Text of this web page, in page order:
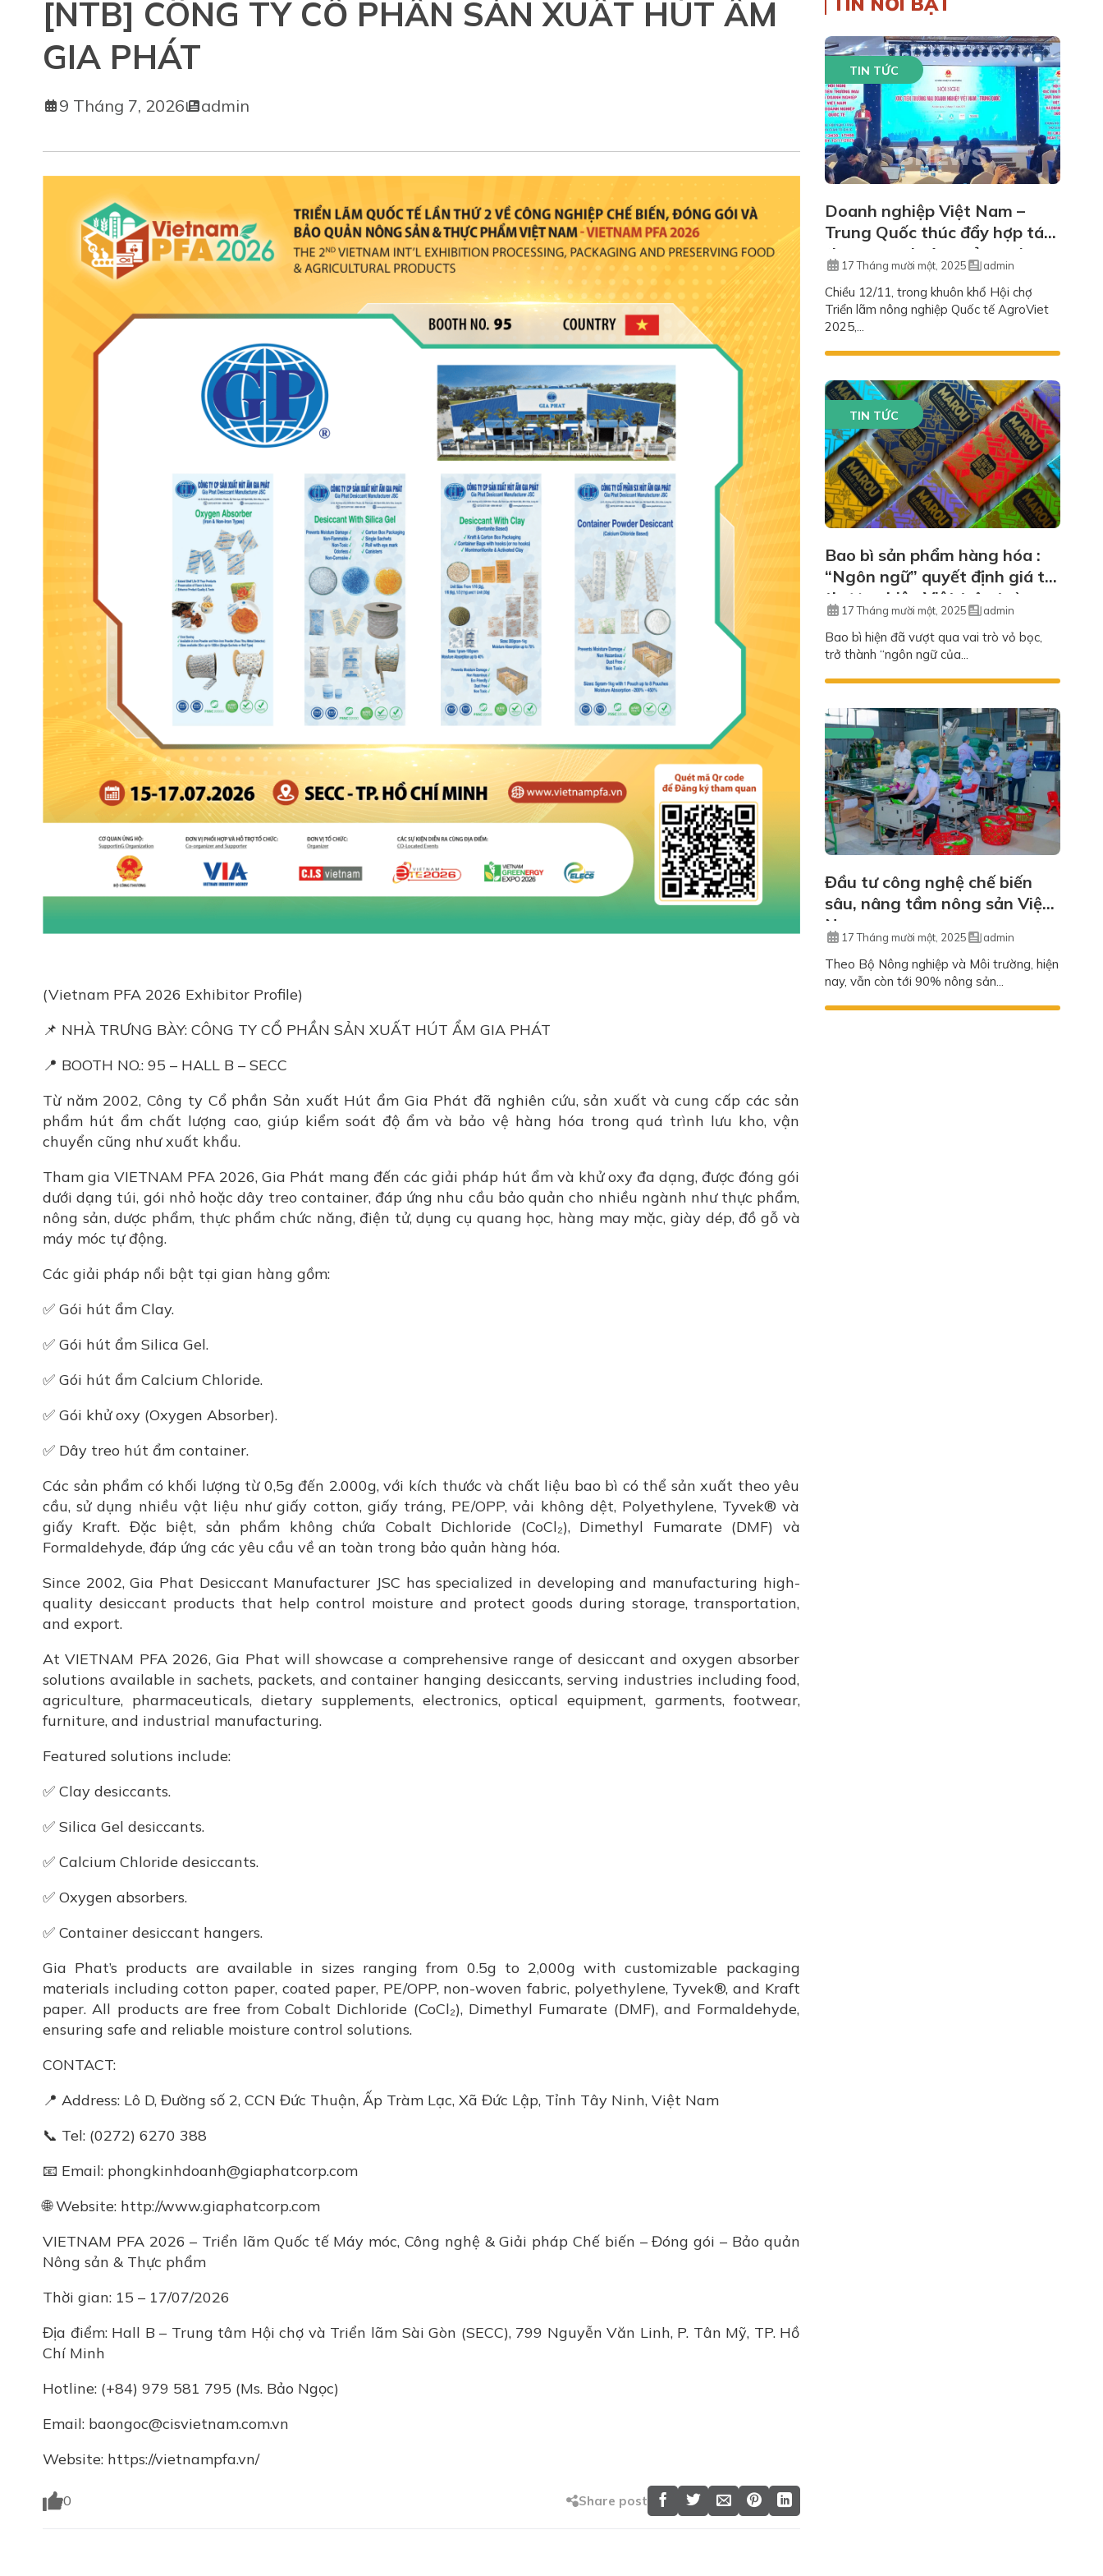
[NTB] CÔNG TY CỔ PHẦN SẢN XUẤT HÚT ẨM
GIA PHÁT
9 Tháng 7, 2026 admin
(Vietnam PFA 2026 Exhibitor Profile)
📌 NHÀ TRƯNG BÀY: CÔNG TY CỔ PHẦN SẢN XUẤT HÚT ẨM GIA PHÁT
📍 BOOTH NO.: 95 – HALL B – SECC
Từ năm 2002, Công ty Cổ phần Sản xuất Hút ẩm Gia Phát đã nghiên cứu, sản xuất và cung cấp các sản
phẩm hút ẩm chất lượng cao, giúp kiểm soát độ ẩm và bảo vệ hàng hóa trong quá trình lưu kho, vận
chuyển cũng như xuất khẩu.
Tham gia VIETNAM PFA 2026, Gia Phát mang đến các giải pháp hút ẩm và khử oxy đa dạng, được đóng gói
dưới dạng túi, gói nhỏ hoặc dây treo container, đáp ứng nhu cầu bảo quản cho nhiều ngành như thực phẩm,
nông sản, dược phẩm, thực phẩm chức năng, điện tử, dụng cụ quang học, hàng may mặc, giày dép, đồ gỗ và
máy móc tự động.
Các giải pháp nổi bật tại gian hàng gồm:
✅ Gói hút ẩm Clay.
✅ Gói hút ẩm Silica Gel.
✅ Gói hút ẩm Calcium Chloride.
✅ Gói khử oxy (Oxygen Absorber).
✅ Dây treo hút ẩm container.
Các sản phẩm có khối lượng từ 0,5g đến 2.000g, với kích thước và chất liệu bao bì có thể sản xuất theo yêu
cầu, sử dụng nhiều vật liệu như giấy cotton, giấy tráng, PE/OPP, vải không dệt, Polyethylene, Tyvek® và
giấy Kraft. Đặc biệt, sản phẩm không chứa Cobalt Dichloride (CoCl₂), Dimethyl Fumarate (DMF) và
Formaldehyde, đáp ứng các yêu cầu về an toàn trong bảo quản hàng hóa.
Since 2002, Gia Phat Desiccant Manufacturer JSC has specialized in developing and manufacturing high-
quality desiccant products that help control moisture and protect goods during storage, transportation,
and export.
At VIETNAM PFA 2026, Gia Phat will showcase a comprehensive range of desiccant and oxygen absorber
solutions available in sachets, packets, and container hanging desiccants, serving industries including food,
agriculture, pharmaceuticals, dietary supplements, electronics, optical equipment, garments, footwear,
furniture, and industrial manufacturing.
Featured solutions include:
✅ Clay desiccants.
✅ Silica Gel desiccants.
✅ Calcium Chloride desiccants.
✅ Oxygen absorbers.
✅ Container desiccant hangers.
Gia Phat’s products are available in sizes ranging from 0.5g to 2,000g with customizable packaging
materials including cotton paper, coated paper, PE/OPP, non-woven fabric, polyethylene, Tyvek®, and Kraft
paper. All products are free from Cobalt Dichloride (CoCl₂), Dimethyl Fumarate (DMF), and Formaldehyde,
ensuring safe and reliable moisture control solutions.
CONTACT:
📍 Address: Lô D, Đường số 2, CCN Đức Thuận, Ấp Tràm Lạc, Xã Đức Lập, Tỉnh Tây Ninh, Việt Nam
📞 Tel: (0272) 6270 388
📧 Email: phongkinhdoanh@giaphatcorp.com
🌐 Website: http://www.giaphatcorp.com
VIETNAM PFA 2026 – Triển lãm Quốc tế Máy móc, Công nghệ & Giải pháp Chế biến – Đóng gói – Bảo quản
Nông sản & Thực phẩm
Thời gian: 15 – 17/07/2026
Địa điểm: Hall B – Trung tâm Hội chợ và Triển lãm Sài Gòn (SECC), 799 Nguyễn Văn Linh, P. Tân Mỹ, TP. Hồ
Chí Minh
Hotline: (+84) 979 581 795 (Ms. Bảo Ngọc)
Email: baongoc@cisvietnam.com.vn
Website: https://vietnampfa.vn/
0 Share post
TIN TỨC
Doanh nghiệp Việt Nam –
Trung Quốc thúc đẩy hợp tác
thương mại nông sản, máy
móc17 Tháng mười một, 2025 admin
Chiều 12/11, trong khuôn khổ Hội chợ
Triển lãm nông nghiệp Quốc tế AgroViet
2025,...
TIN TỨC
Bao bì sản phẩm hàng hóa :
“Ngôn ngữ” quyết định giá trị
thương hiệu Việt trên toàn
cầu17 Tháng mười một, 2025 admin
Bao bì hiện đã vượt qua vai trò vỏ bọc,
trở thành “ngôn ngữ của...
Đầu tư công nghệ chế biến
sâu, nâng tầm nông sản Việt
Nam
17 Tháng mười một, 2025 admin
Theo Bộ Nông nghiệp và Môi trường, hiện
nay, vẫn còn tới 90% nông sản...